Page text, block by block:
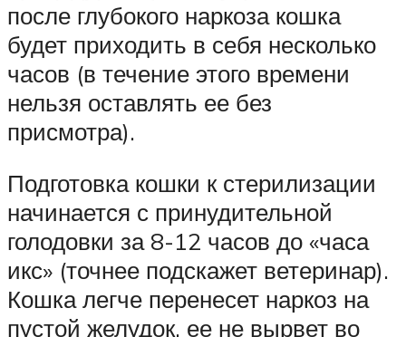
после глубокого наркоза кошка
будет приходить в себя несколько
часов (в течение этого времени
нельзя оставлять ее без
присмотра).
Подготовка кошки к стерилизации
начинается с принудительной
голодовки за 8-12 часов до «часа
икс» (точнее подскажет ветеринар).
Кошка легче перенесет наркоз на
пустой желудок, ее не вырвет во